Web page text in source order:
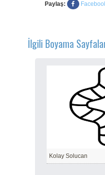
Paylaş:
İlgili Boyama
Kolay Solucan